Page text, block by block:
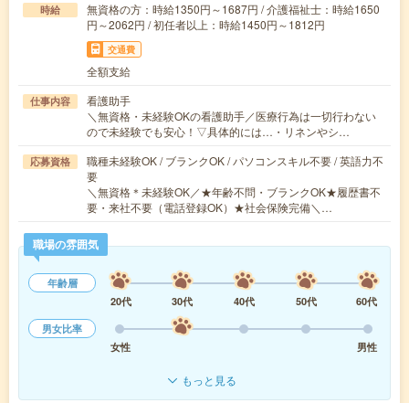
時給
無資格の方：時給1350円～1687円 / 介護福祉士：時給1650
円～2062円 / 初任者以上：時給1450円～1812円
交通費
全額支給
仕事内容
看護助手
＼無資格・未経験OKの看護助手／医療行為は一切行わない
ので未経験でも安心！▽具体的には…・リネンやシ…
応募資格
職種未経験OK / ブランクOK / パソコンスキル不要 / 英語力不
要
＼無資格＊未経験OK／★年齢不問・ブランクOK★履歴書不
要・来社不要（電話登録OK）★社会保険完備＼…
職場の雰囲気
年齢層
20代
30代 40代 50代
60代
男女比率
女性
男性
もっと見る